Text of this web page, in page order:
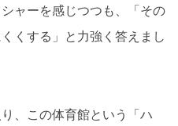
ャーを感じつつも、「その
くする」と力強く答えまし
、この体育館という「ハ